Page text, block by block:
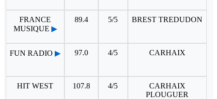
FRANCE
MUSIQUE ▶
89.4 5/5 BREST TREDUDON
FUN RADIO ▶ 97.0 4/5 CARHAIX
HIT WEST 107.8 4/5
CARHAIX
PLOUGUER